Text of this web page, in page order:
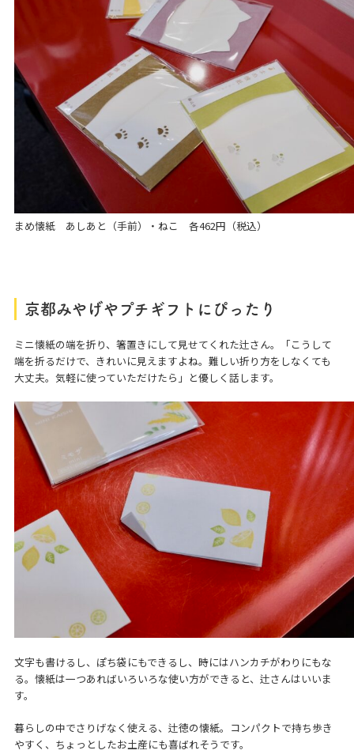
まめ懐紙 あしあと（手前）・ねこ 各462円（税込）
京都みやげやプチギフトにぴったり
ミニ懐紙の端を折り、箸置きにして見せてくれた辻さん。「こうして
端を折るだけで、きれいに見えますよね。難しい折り方をしなくても
大丈夫。気軽に使っていただけたら」と優しく話します。
文字も書けるし、ぽち袋にもできるし、時にはハンカチがわりにもな
る。懐紙は一つあればいろいろな使い方ができると、辻さんはいいま
す。
暮らしの中でさりげなく使える、辻徳の懐紙。コンパクトで持ち歩き
やすく、ちょっとしたお土産にも喜ばれそうです。